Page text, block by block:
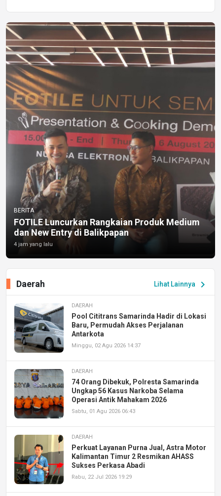
BERITA
FOTILE Luncurkan Rangkaian Produk Medium
dan New Entry di Balikpapan
4 jam yang lalu
Lihat Lainnya chevron_right
Daerah
DAERAH
Pool Cititrans Samarinda Hadir di Lokasi
Baru, Permudah Akses Perjalanan
Antarkota
Minggu, 02 Agu 2026 14:37
DAERAH
74 Orang Dibekuk, Polresta Samarinda
Ungkap 56 Kasus Narkoba Selama
Operasi Antik Mahakam 2026
Sabtu, 01 Agu 2026 06:43
DAERAH
Perkuat Layanan Purna Jual, Astra Motor
Kalimantan Timur 2 Resmikan AHASS
Sukses Perkasa Abadi
Rabu, 22 Jul 2026 19:29